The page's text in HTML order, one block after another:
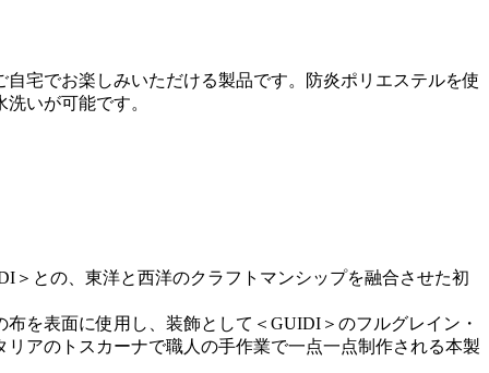
宅でお楽しみいただける製品です。防炎ポリエステルを使
いが可能です。
＞との、東洋と西洋のクラフトマンシップを融合させた初
を表面に使用し、装飾として＜GUIDI＞のフルグレイン・
アのトスカーナで職人の手作業で一点一点制作される本製